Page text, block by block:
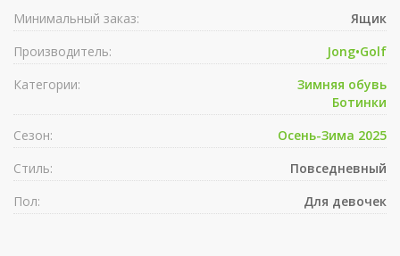
Минимальный заказ:
Ящик
Производитель:
Jong•Golf
Категории:
Зимняя обувь
Ботинки
Сезон:
Осень-Зима 2025
Стиль:
Повседневный
Пол:
Для девочек